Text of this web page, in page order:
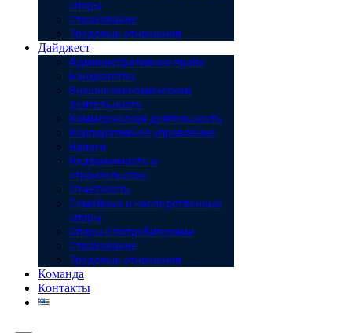
споры
Страхование
Трудовые отношения
Дайджест
Административное право
Банкротство
Внешнеэкономическая
деятельность
Коммерческая деятельность
Корпоративное управление
Налоги
Недвижимость и
строительство
Отчётность
Семейные и наследственные
споры
Споры с потребителями
Страхование
Трудовые отношения
Команда
Контакты